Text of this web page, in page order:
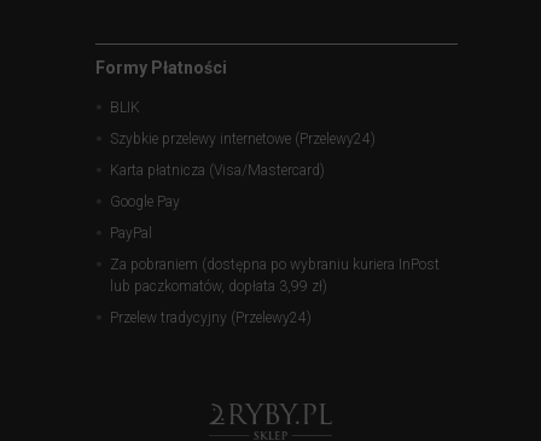
Formy Płatności
BLIK
Szybkie przelewy internetowe (Przelewy24)
Karta płatnicza (Visa/Mastercard)
Google Pay
PayPal
Za pobraniem (dostępna po wybraniu kuriera InPost
lub paczkomatów, dopłata 3,99 zł)
Przelew tradycyjny (Przelewy24)